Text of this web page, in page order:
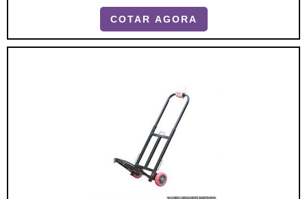
do recurso, que conta com estrutura apropriada
para o transporte dos itens e evita perdas. Trata-se
de um produto prático e composto por: 4 rodinhas
fina superior para empurrar a estrutura. Ela é
COTAR AGORA